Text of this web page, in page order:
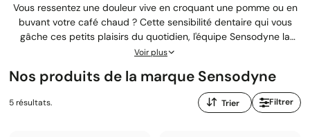
Vous ressentez une douleur vive en croquant une pomme ou en
buvant votre café chaud ? Cette sensibilité dentaire qui vous
gâche ces petits plaisirs du quotidien, l'équipe Sensodyne la
connaît bien. Depuis plus de 50 ans, cette marque
spécialement conçus pour soulager la sensibilité dentaire tout en
. Sur Aesiel.com, nous avons sélectionné
toute la gamme des produits Sensodyne pour vous aider à
Voir plus
Nos produits de la marque Sensodyne
5 résultats.
Trier
par
Filtrer